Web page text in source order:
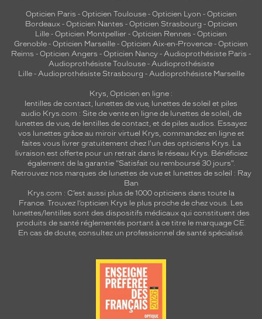
Opticien Paris - Opticien Toulouse- Opticien Lyon - Opticien
Bordeaux- Opticien Nantes - Opticien Strasbourg - Opticien
Lille - Opticien Montpellier - Opticien Rennes - Opticien
Grenoble - Opticien Marseille - Opticien Aix-en-Provence - Opticien
Reims - Opticien Angers - Opticien Nancy - Audioprothésiste Paris -
Audioprothésiste Toulouse- Audioprothésiste
Lille- Audioprothésiste Strasbourg - Audioprothésiste Marseille
Krys, Opticien en ligne :
lentilles de contact, lunettes de vue, lunettes de soleil et piles
audio Krys.com : Site de vente en ligne de lunettes de soleil, de
lunettes de vue, de lentilles de contact, et de piles audios. Essayez
vos lunettes grâce au miroir virtuel Krys, commandez en ligne et
faites vous livrer gratuitement chez l'un des opticiens Krys. La
livraison est offerte pour un retrait dans le réseau Krys. Bénéficiez
également de la garantie "Satisfait ou remboursé 30 jours".
Retrouvez nos marques de lunettes de vue et lunettes de soleil : Ray
Ban
Krys.com : C’est aussi plus de 1000 opticiens dans toute la
France. Trouvez l’opticien Krys le plus proche de chez vous. Les
lunettes/lentilles sont des dispositifs médicaux qui constituent des
produits de santé réglementés portant à ce titre le marquage CE.
En cas de doute, consultez un professionnel de santé spécialisé.